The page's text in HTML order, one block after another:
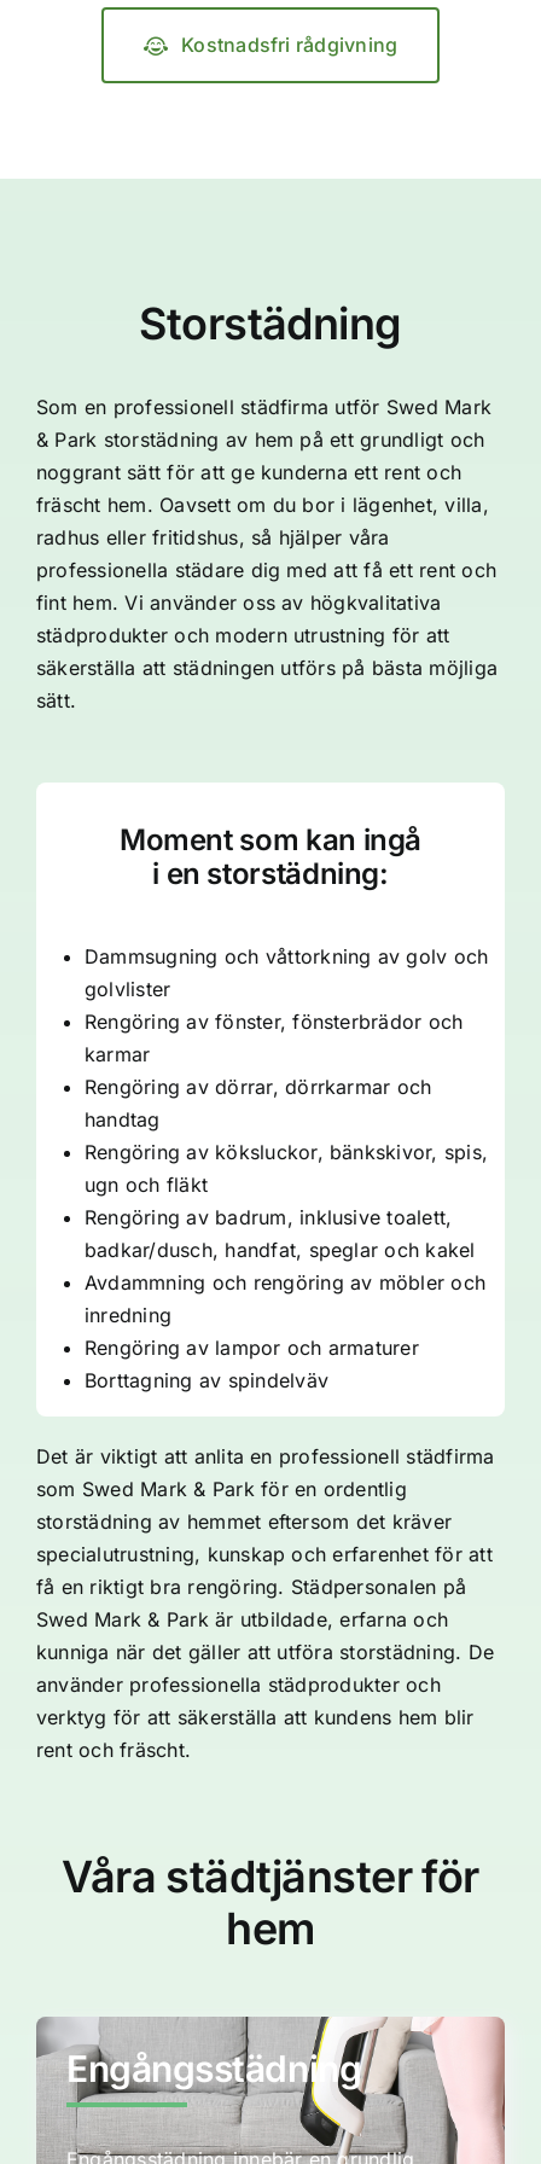
Kostnadsfri rådgivning
Storstädning
Som en professionell städfirma utför Swed Mark
& Park storstädning av hem på ett grundligt och
noggrant sätt för att ge kunderna ett rent och
fräscht hem. Oavsett om du bor i lägenhet, villa,
radhus eller fritidshus, så hjälper våra
professionella städare dig med att få ett rent och
fint hem. Vi använder oss av högkvalitativa
städprodukter och modern utrustning för att
säkerställa att städningen utförs på bästa möjliga
sätt.
Moment som kan ingå
i en storstädning:
Dammsugning och våttorkning av golv och
golvlister
Rengöring av fönster, fönsterbrädor och
karmar
Rengöring av dörrar, dörrkarmar och
handtag
Rengöring av köksluckor, bänkskivor, spis,
ugn och fläkt
Rengöring av badrum, inklusive toalett,
badkar/dusch, handfat, speglar och kakel
Avdammning och rengöring av möbler och
inredning
Rengöring av lampor och armaturer
Borttagning av spindelväv
Det är viktigt att anlita en professionell städfirma
som Swed Mark & Park för en ordentlig
storstädning av hemmet eftersom det kräver
specialutrustning, kunskap och erfarenhet för att
få en riktigt bra rengöring. Städpersonalen på
Swed Mark & Park är utbildade, erfarna och
kunniga när det gäller att utföra storstädning. De
använder professionella städprodukter och
verktyg för att säkerställa att kundens hem blir
rent och fräscht.
Våra städtjänster för
hem
Engångsstädning
Engångsstädning innebär en grundlig